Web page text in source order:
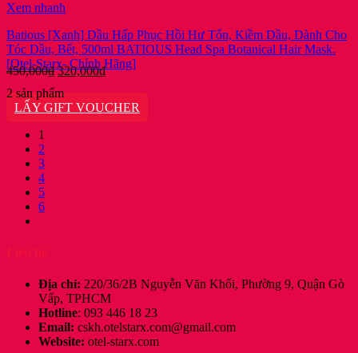
Xem nhanh
Batious [Xanh] Dầu Hấp Phục Hồi Hư Tổn, Kiềm Dầu, Dành Cho
Tóc Dầu, Bết, 500ml BATIOUS Head Spa Botanical Hair Mask.
[Otel-Starx- Chính Hãng]
450,000₫Giá
là:
450,000₫.
320,000₫Giá
là:
2 sản phẩm
LẤY GIFT VOUCHER
1
2
3
4
5
6
Địa chỉ: 220/36/2B Nguyễn Văn Khối, Phường 9, Quận Gò
Vấp, TPHCM
Hotline: 093 446 18 23
Email: cskh.otelstarx.com@gmail.com
Website: otel-starx.com